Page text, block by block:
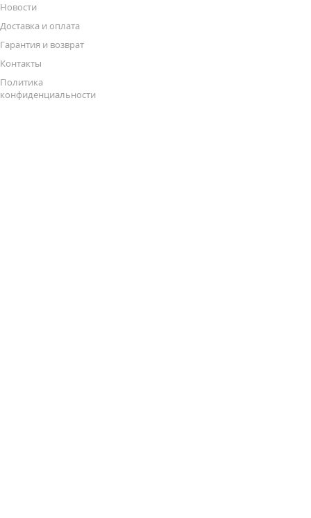
Новости
Доставка и оплата
Гарантия и возврат
Контакты
Политика
конфиденциальности